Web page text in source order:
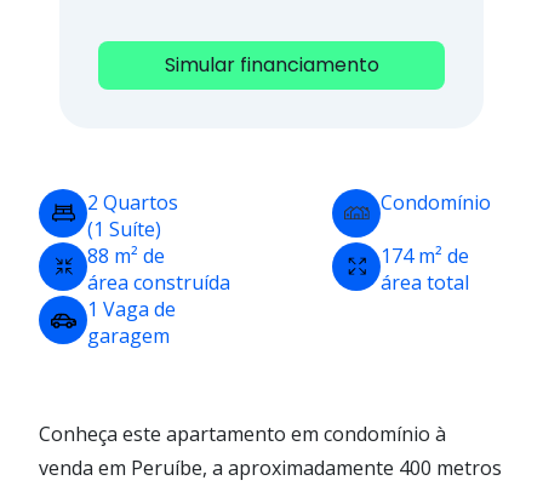
Simular financiamento
2 Quartos
(1 Suíte)
Condomínio
88 m² de
área construída
174 m² de
área total
1 Vaga de
garagem
Conheça este apartamento em condomínio à
venda em Peruíbe, a aproximadamente 400 metros